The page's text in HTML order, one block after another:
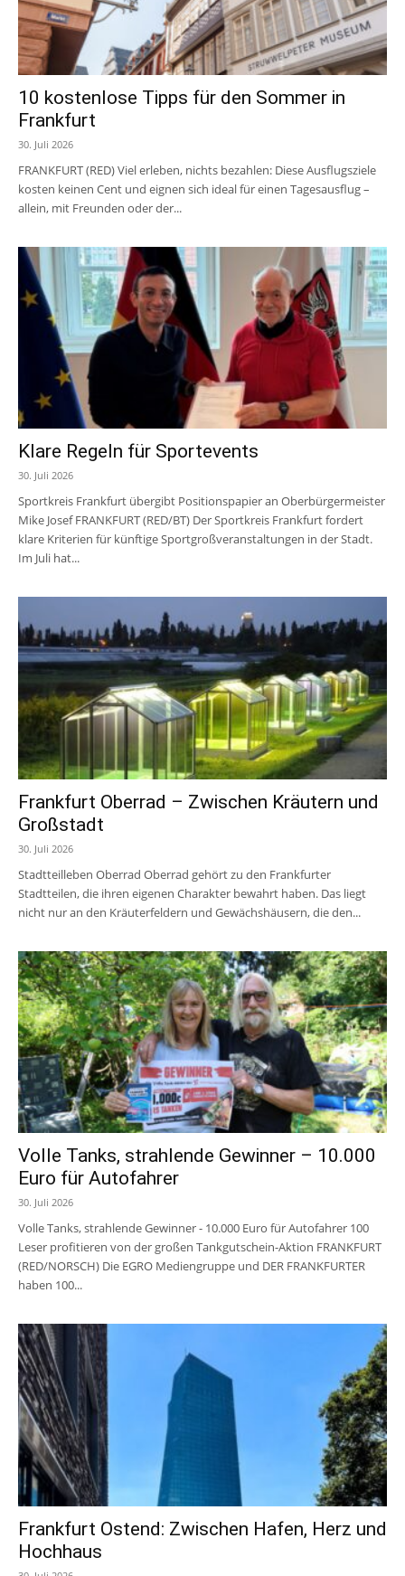
10 kostenlose Tipps für den Sommer in
Frankfurt
30. Juli 2026
FRANKFURT (RED) Viel erleben, nichts bezahlen: Diese Ausflugsziele
kosten keinen Cent und eignen sich ideal für einen Tagesausflug –
allein, mit Freunden oder der...
Klare Regeln für Sportevents
30. Juli 2026
Sportkreis Frankfurt übergibt Positionspapier an Oberbürgermeister
Mike Josef FRANKFURT (RED/BT) Der Sportkreis Frankfurt fordert
klare Kriterien für künftige Sportgroßveranstaltungen in der Stadt.
Im Juli hat...
Frankfurt Oberrad – Zwischen Kräutern und
Großstadt
30. Juli 2026
Stadtteilleben Oberrad Oberrad gehört zu den Frankfurter
Stadtteilen, die ihren eigenen Charakter bewahrt haben. Das liegt
nicht nur an den Kräuterfeldern und Gewächshäusern, die den...
Volle Tanks, strahlende Gewinner – 10.000
Euro für Autofahrer
30. Juli 2026
Volle Tanks, strahlende Gewinner - 10.000 Euro für Autofahrer 100
Leser profitieren von der großen Tankgutschein-Aktion FRANKFURT
(RED/NORSCH) Die EGRO Mediengruppe und DER FRANKFURTER
haben 100...
Frankfurt Ostend: Zwischen Hafen, Herz und
Hochhaus